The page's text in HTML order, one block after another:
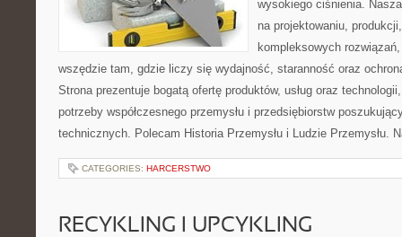
wysokiego ciśnienia.
na projektowaniu,
kompleksowych
wszędzie tam, gdzie liczy się wydajność, staranność oraz
Strona prezentuje bogatą ofertę produktów, usług oraz
potrzeby współczesnego przemysłu i przedsiębiorstw
technicznych. Polecam Historia Przemysłu i Ludzie Przemysłu.
CATEGORIES: HARCERSTWO
RECYKLING I UPCYKLING